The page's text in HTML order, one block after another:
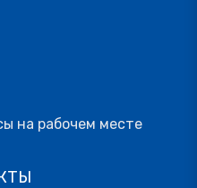
на рабочем месте